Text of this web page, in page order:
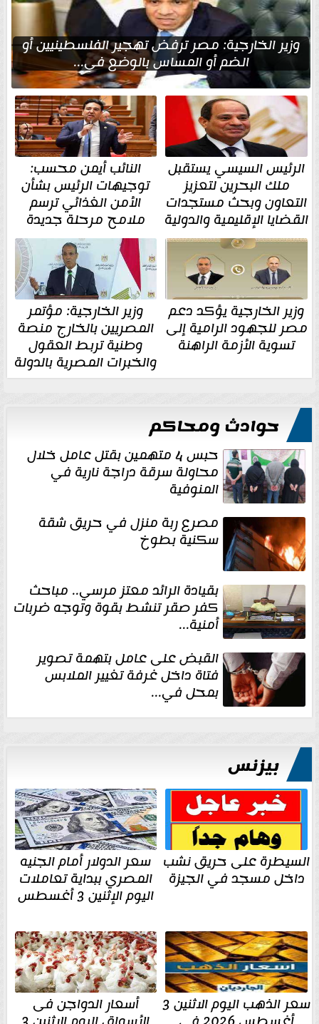
وزير الخارجية: مصر ترفض تهجير الفلسطينيين أو
الضم أو المساس بالوضع في...
الرئيس السيسي يستقبل
ملك البحرين لتعزيز
التعاون وبحث مستجدات
القضايا الإقليمية والدولية
النائب أيمن محسب:
توجيهات الرئيس بشأن
الأمن الغذائي ترسم
ملامح مرحلة جديدة
وزير الخارجية يؤكد دعم
مصر للجهود الرامية إلى
تسوية الأزمة الراهنة
وزير الخارجية: مؤتمر
المصريين بالخارج منصة
وطنية تربط العقول
والخبرات المصرية بالدولة
حوادث ومحاكم
حبس 4 متهمين بقتل عامل خلال
محاولة سرقة دراجة نارية في
المنوفية
مصرع ربة منزل في حريق شقة
سكنية بطوخ
بقيادة الرائد معتز مرسي.. مباحث
كفر صقر تنشط بقوة وتوجه ضربات
أمنية...
القبض على عامل بتهمة تصوير
فتاة داخل غرفة تغيير الملابس
بمحل في...
بيزنس
السيطرة على حريق نشب
داخل مسجد في الجيزة
سعر الدولار أمام الجنيه
المصري ببداية تعاملات
اليوم الإثنين 3 أغسطس
سعر الذهب اليوم الاثنين 3 أسعار الدواجن فى